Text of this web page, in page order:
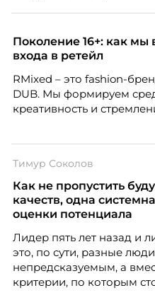
структуры компании.
означают потерю
рынка становятся
проблемах организации.
нередко превращаются
негативно влияет HR-
Поколение 16+: как мы
входа в ретейл
RMixed – это fashion-
DUB. Мы формируем
креативность и
Тимур Соколов
Как не пропустить
качеств, одна
оценки потенциала
Лидер пять лет назад и
это, по сути, разные
непредсказуемым, а
критерии, по которым